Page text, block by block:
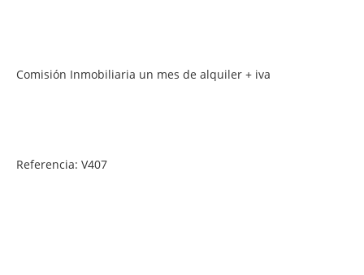
Comisión Inmobiliaria un mes de alquiler + iva
Referencia: V407